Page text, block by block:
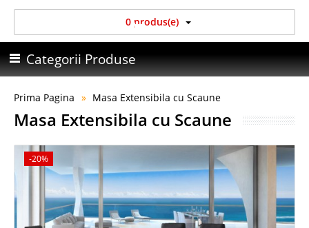
0 produs(e)
Categorii Produse
Prima Pagina Masa Extensibila cu Scaune
Masa Extensibila cu Scaune
-20%